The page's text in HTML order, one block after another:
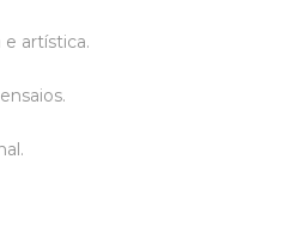
artística.